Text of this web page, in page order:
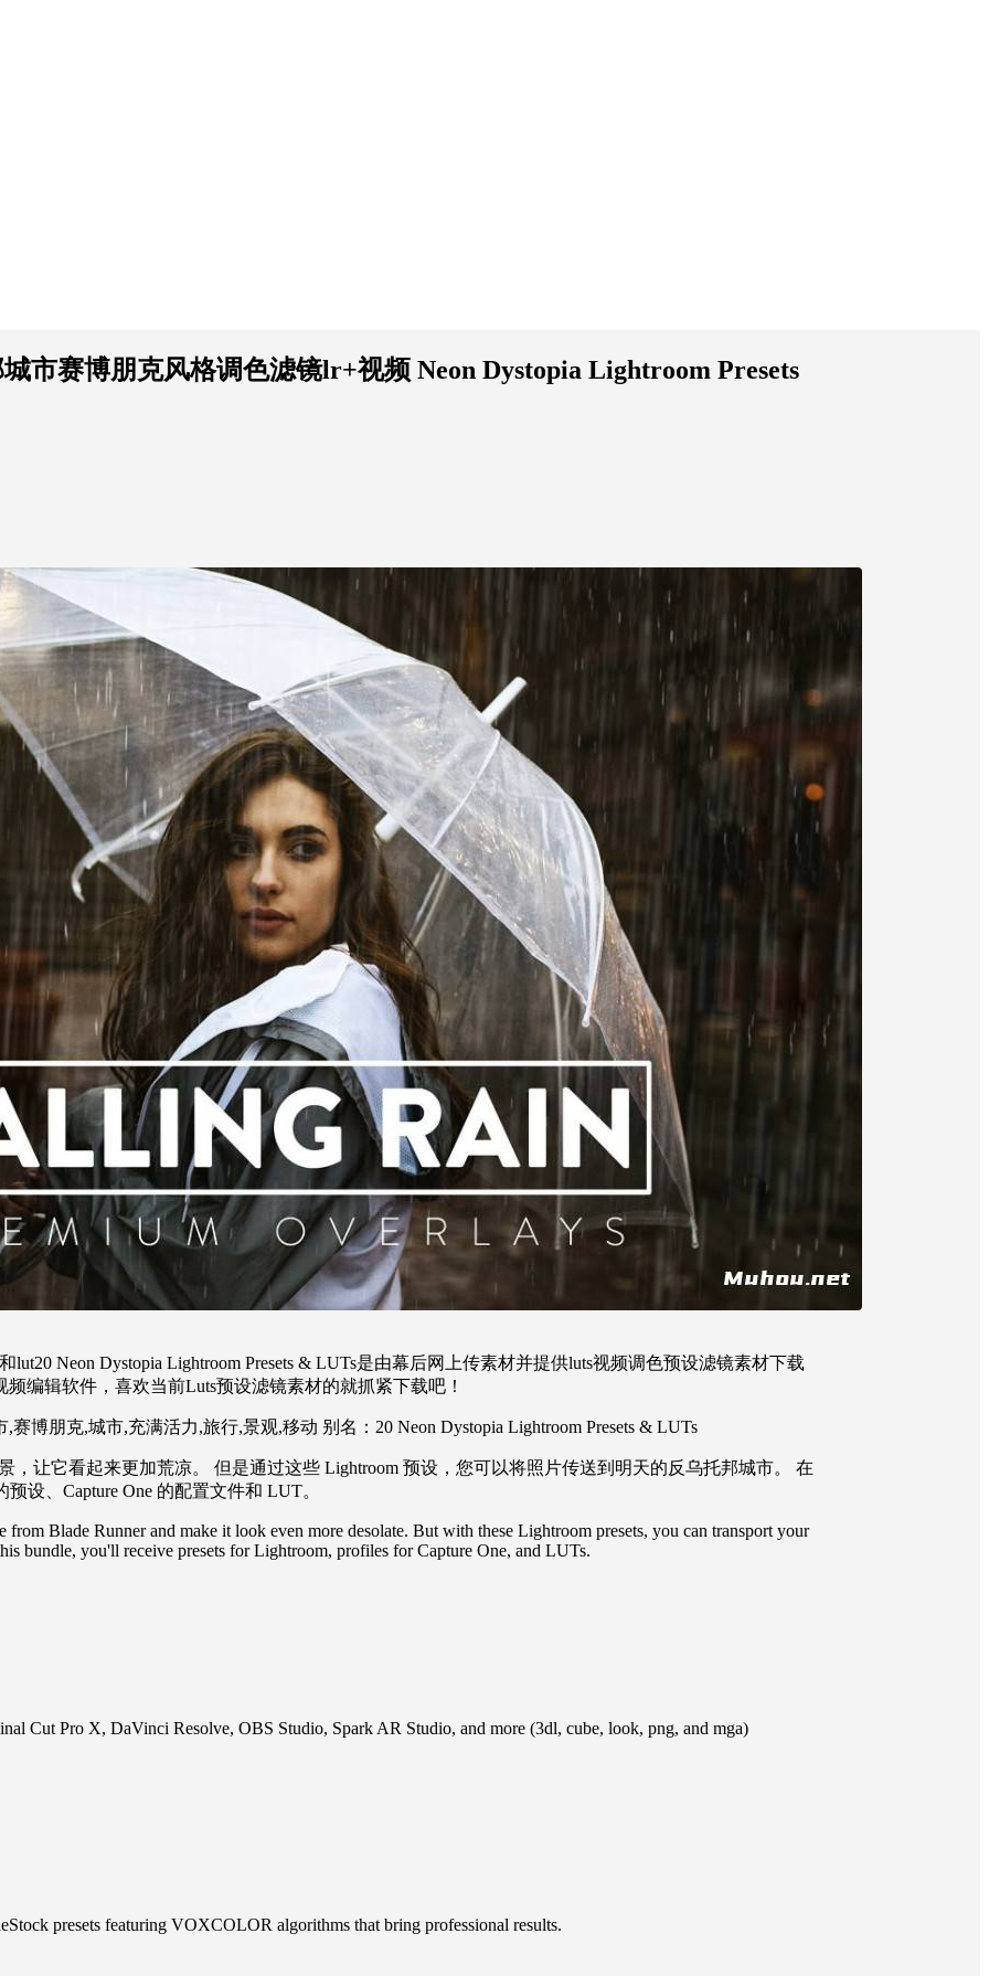
市赛博朋克风格调色滤镜lr+视频 Neon Dystopia Lightroom Presets
Neon Dystopia Lightroom Presets & LUTs是由幕后网上传素材并提供luts视频调色预设滤镜素材下载
编辑软件，喜欢当前Luts预设滤镜素材的就抓紧下载吧！
赛博朋克,城市,充满活力,旅行,景观,移动 别名：20 Neon Dystopia Lightroom Presets & LUTs
，让它看起来更加荒凉。 但是通过这些 Lightroom 预设，您可以将照片传送到明天的反乌托邦城市。 在
设、Capture One 的配置文件和 LUT。
from Blade Runner and make it look even more desolate. But with these Lightroom presets, you can transport your
bundle, you'll receive presets for Lightroom, profiles for Capture One, and LUTs.
Cut Pro X, DaVinci Resolve, OBS Studio, Spark AR Studio, and more (3dl, cube, look, png, and mga)
presets featuring VOXCOLOR algorithms that bring professional results.